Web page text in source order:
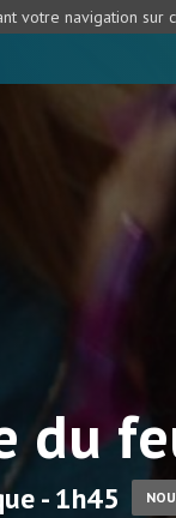
du
- 1h45
votre navigation sur